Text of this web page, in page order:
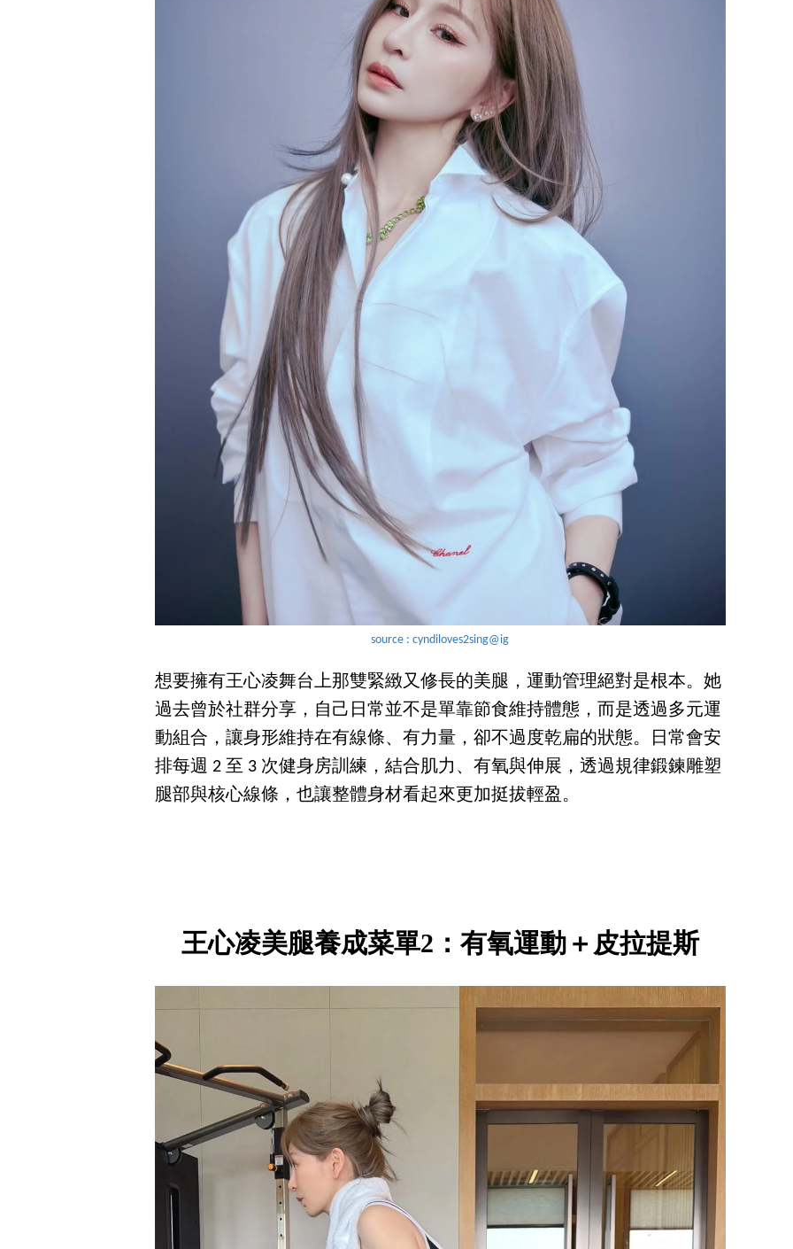
source : cyndiloves2sing@ig
想要擁有王心凌舞台上那雙緊緻又修長的美腿，運動管理絕對是根本。她
過去曾於社群分享，自己日常並不是單靠節食維持體態，而是透過多元運
動組合，讓身形維持在有線條、有力量，卻不過度乾扁的狀態。日常會安
排每週 2 至 3 次健身房訓練，結合肌力、有氧與伸展，透過規律鍛鍊雕塑
腿部與核心線條，也讓整體身材看起來更加挺拔輕盈。
王心凌美腿養成菜單2：有氧運動＋皮拉提斯